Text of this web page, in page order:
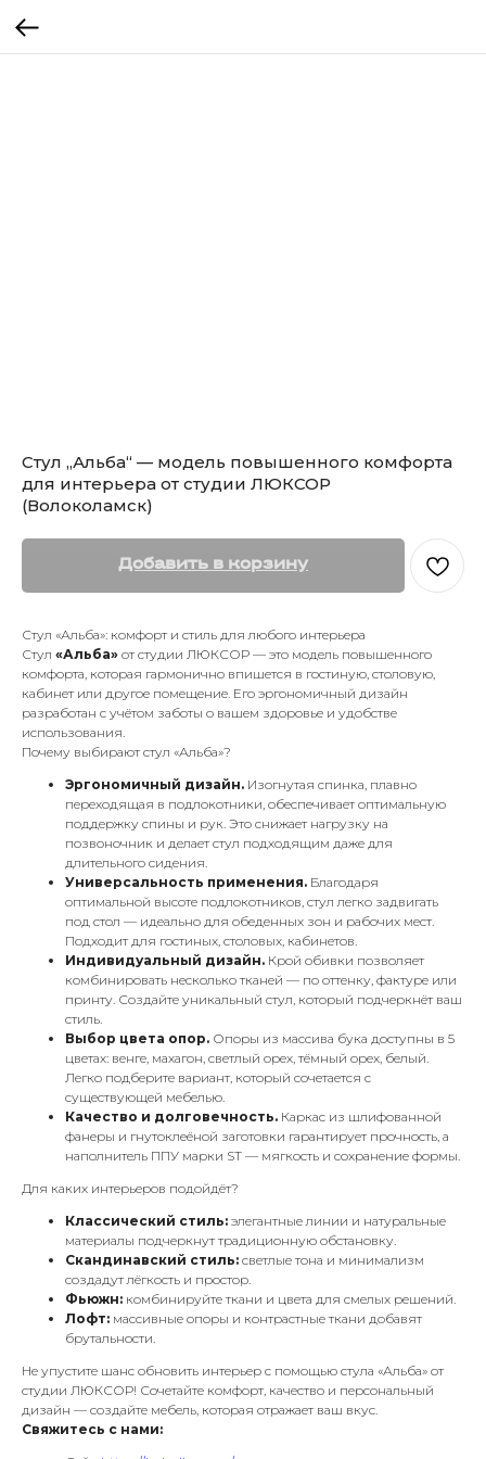
Стул „Альба“ — модель повышенного комфорта
для интерьера от студии ЛЮКСОР
(Волоколамск)
Добавить в корзину
Стул «Альба»: комфорт и стиль для любого интерьера
Стул «Альба» от студии ЛЮКСОР — это модель повышенного
комфорта, которая гармонично впишется в гостиную, столовую,
кабинет или другое помещение. Его эргономичный дизайн
разработан с учётом заботы о вашем здоровье и удобстве
использования.
Почему выбирают стул «Альба»?
Эргономичный дизайн. Изогнутая спинка, плавно
переходящая в подлокотники, обеспечивает оптимальную
поддержку спины и рук. Это снижает нагрузку на
позвоночник и делает стул подходящим даже для
длительного сидения.
Универсальность применения. Благодаря
оптимальной высоте подлокотников, стул легко задвигать
под стол — идеально для обеденных зон и рабочих мест.
Подходит для гостиных, столовых, кабинетов.
Индивидуальный дизайн. Крой обивки позволяет
комбинировать несколько тканей — по оттенку, фактуре или
принту. Создайте уникальный стул, который подчеркнёт ваш
стиль.
Выбор цвета опор. Опоры из массива бука доступны в 5
цветах: венге, махагон, светлый орех, тёмный орех, белый.
Легко подберите вариант, который сочетается с
существующей мебелью.
Качество и долговечность. Каркас из шлифованной
фанеры и гнутоклеёной заготовки гарантирует прочность, а
наполнитель ППУ марки ST — мягкость и сохранение формы.
Для каких интерьеров подойдёт?
Классический стиль: элегантные линии и натуральные
материалы подчеркнут традиционную обстановку.
Скандинавский стиль: светлые тона и минимализм
создадут лёгкость и простор.
Фьюжн: комбинируйте ткани и цвета для смелых решений.
Лофт: массивные опоры и контрастные ткани добавят
брутальности.
Не упустите шанс обновить интерьер с помощью стула «Альба» от
студии ЛЮКСОР! Сочетайте комфорт, качество и персональный
дизайн — создайте мебель, которая отражает ваш вкус.
Свяжитесь с нами: